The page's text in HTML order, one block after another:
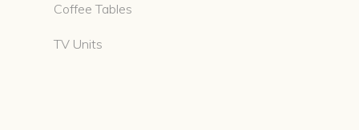
Coffee Tables
TV Units